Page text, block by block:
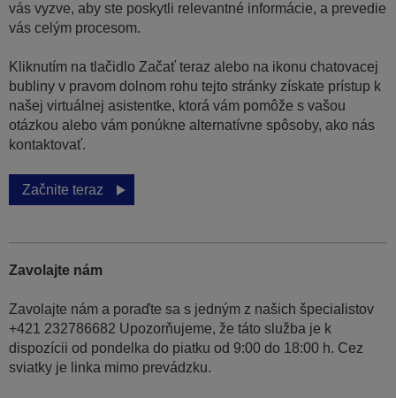
vás vyzve, aby ste poskytli relevantné informácie, a prevedie
vás celým procesom.
Kliknutím na tlačidlo Začať teraz alebo na ikonu chatovacej
bubliny v pravom dolnom rohu tejto stránky získate prístup k
našej virtuálnej asistentke, ktorá vám pomôže s vašou
otázkou alebo vám ponúkne alternatívne spôsoby, ako nás
kontaktovať.
Začnite teraz
Zavolajte nám
Zavolajte nám a poraďte sa s jedným z našich špecialistov
+421 232786682 Upozorňujeme, že táto služba je k
dispozícii od pondelka do piatku od 9:00 do 18:00 h. Cez
sviatky je linka mimo prevádzku.